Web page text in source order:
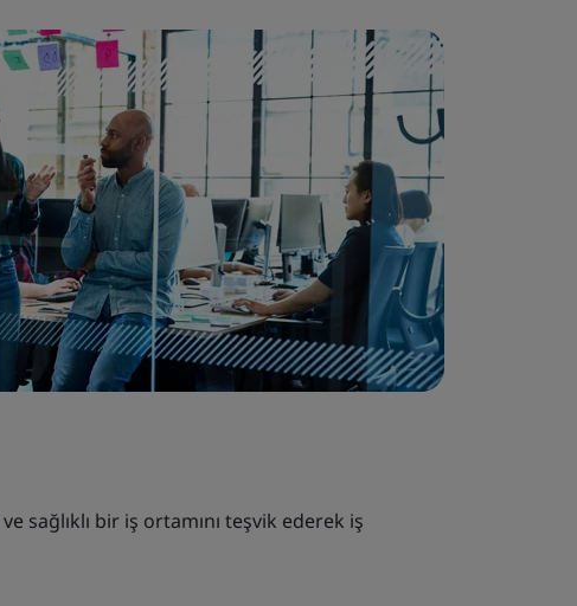
sağlıklı bir iş ortamını teşvik ederek iş